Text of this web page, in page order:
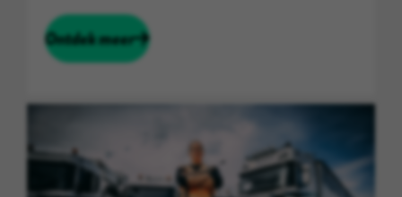
Ontdek meer